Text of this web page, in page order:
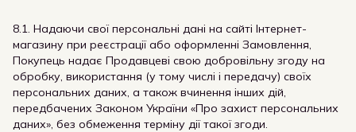
8.1. Надаючи свої персональні дані на сайті Інтернет-
магазину при реєстрації або оформленні Замовлення,
Покупець надає Продавцеві свою добровільну згоду на
обробку, використання (у тому числі і передачу) своїх
персональних даних, а також вчинення інших дій,
передбачених Законом України «Про захист персональних
даних», без обмеження терміну дії такої згоди.